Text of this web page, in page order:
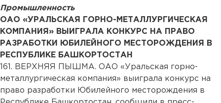
Промышленность
ОАО «УРАЛЬСКАЯ ГОРНО-МЕТАЛЛУРГИЧЕСКАЯ
КОМПАНИЯ» ВЫИГРАЛА КОНКУРС НА ПРАВО
РАЗРАБОТКИ ЮБИЛЕЙНОГО МЕСТОРОЖДЕНИЯ В
РЕСПУБЛИКЕ БАШКОРТОСТАН
161. ВЕРХНЯЯ ПЫШМА. ОАО «Уральская горно-
металлургическая компания» выиграла конкурс на
право разработки Юбилейного месторождения в